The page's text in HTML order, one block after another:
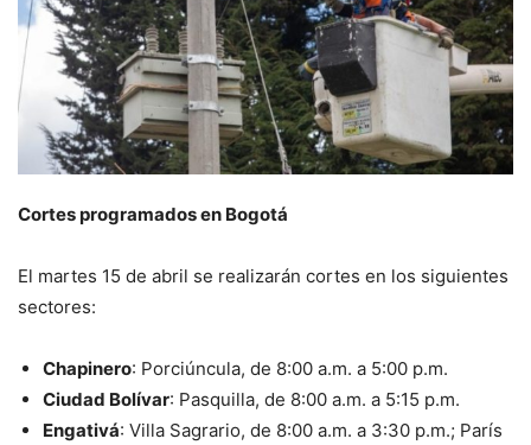
Cortes programados en Bogotá
El martes 15 de abril se realizarán cortes en los siguientes
sectores:
Chapinero: Porciúncula, de 8:00 a.m. a 5:00 p.m.
Ciudad Bolívar: Pasquilla, de 8:00 a.m. a 5:15 p.m.
Engativá: Villa Sagrario, de 8:00 a.m. a 3:30 p.m.; París